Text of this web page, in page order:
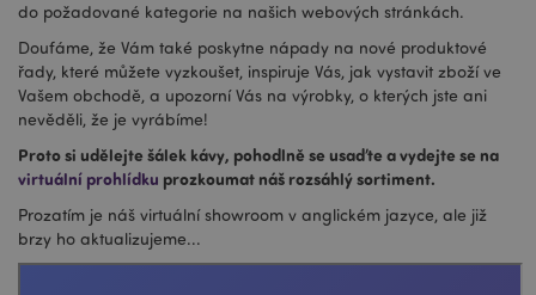
do požadované kategorie na našich webových stránkách.
Doufáme, že Vám také poskytne nápady na nové produktové
řady, které můžete vyzkoušet, inspiruje Vás, jak vystavit zboží ve
Vašem obchodě, a upozorní Vás na výrobky, o kterých jste ani
nevěděli, že je vyrábíme!
Proto si udělejte šálek kávy, pohodlně se usaďte a vydejte se na
virtuální prohlídku prozkoumat náš rozsáhlý sortiment.
Prozatím je náš virtuální showroom v anglickém jazyce, ale již
brzy ho aktualizujeme...